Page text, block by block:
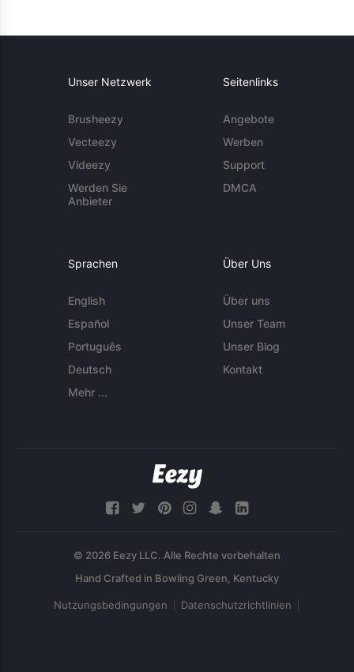
Unser Netzwerk
Brusheezy
Vecteezy
Videezy
Werden Sie
Anbieter
Seitenlinks
Angebote
Werben
Support
DMCA
Sprachen
English
Español
Português
Deutsch
Mehr ...
Über Uns
Über uns
Unser Team
Unser Blog
Kontakt
© 2026 Eezy LLC. Alle Rechte vorbehalten
Nutzungsbedingungen Datenschutzrichtlinien